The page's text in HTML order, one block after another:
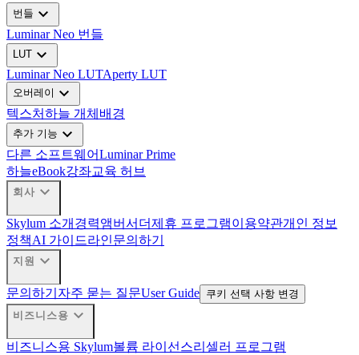
번들 expand_more
Luminar Neo 번들
LUT expand_more
Luminar Neo LUTAperty LUT
오버레이 expand_more
텍스처하늘 개체 배경
추가 기능 expand_more
다른 소프트웨어Luminar Prime
하늘eBook강좌교육 허브
회사 expand_more
Skylum 소개 경력앰버서더제휴 프로그램이용약관개인 정보
정책AI 가이드라인문의하기
지원 expand_more
문의하기 자주 묻는 질문User Guide 쿠키 선택 사항 변경
비즈니스용 expand_more
비즈니스용 Skylum볼륨 라이선스리셀러 프로그램